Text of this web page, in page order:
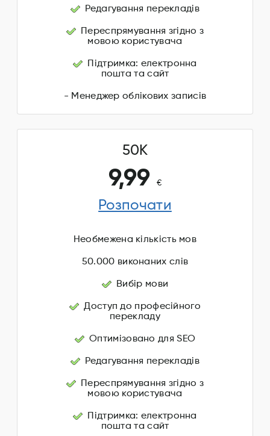
Редагування перекладів
Переспрямування згідно з
мовою користувача
Підтримка: електронна
пошта та сайт
- Менеджер облікових записів
50K
9,99 €
Розпочати
Необмежена кількість мов
50.000 виконаних слів
Вибір мови
Доступ до професійного
перекладу
Оптимізовано для SEO
Редагування перекладів
Переспрямування згідно з
мовою користувача
Підтримка: електронна
пошта та сайт